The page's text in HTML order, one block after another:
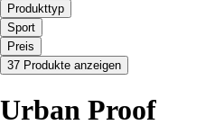
Produkttyp
Sport
Preis
37 Produkte anzeigen
Urban Proof